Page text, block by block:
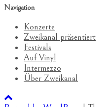
Navigation
Konzerte
Zweikanal präsentiert
Festivals
Auf Vinyl
Intermezzo
Über Zweikanal